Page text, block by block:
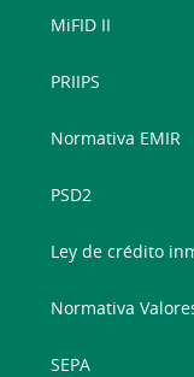
MiFID II
PRIIPS
Normativa EMIR
PSD2
Ley de crédito
Normativa
SEPA